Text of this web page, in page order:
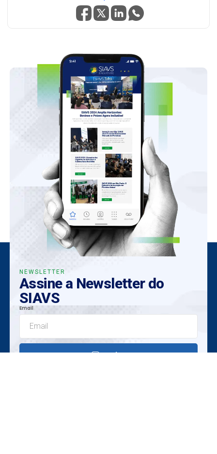
NEWSLETTER
Assine a Newsletter do
SIAVS
Email
Enviar